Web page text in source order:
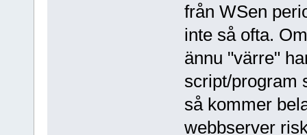
från WSen
inte så ofta.
ännu "värre"
script/program
så kommer
webbserver